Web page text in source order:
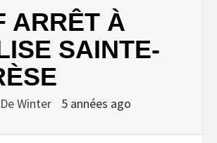
ARRÊT À
SAINTE-
Winter 5 années ago